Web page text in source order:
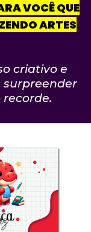
VOCÊ QUE
ARTES
criativo e
surpreender